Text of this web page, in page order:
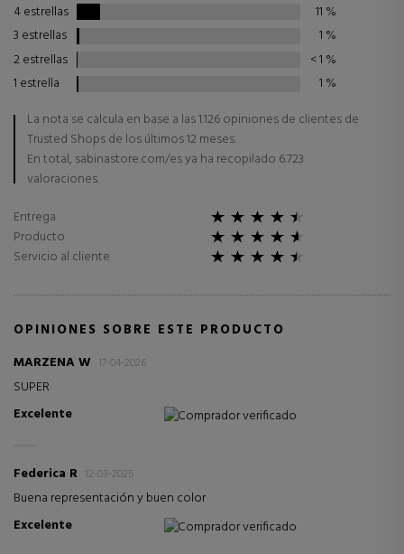
4 estrellas
11 %
3 estrellas
1 %
2 estrellas
< 1 %
1 estrella
1 %
La nota se calcula en base a las 1.126 opiniones de clientes de
Trusted Shops de los últimos 12 meses.
En total, sabinastore.com/es ya ha recopilado 6.723
valoraciones.
Entrega
Producto
Servicio al cliente
OPINIONES SOBRE ESTE PRODUCTO
MARZENA W 17-04-2026
SUPER
Excelente
Comprador verificado
Federica R 12-03-2025
Buena representación y buen color
Excelente
Comprador verificado